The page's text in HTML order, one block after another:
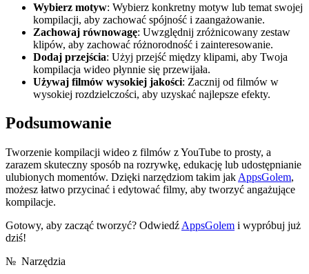
Wybierz motyw: Wybierz konkretny motyw lub temat swojej
kompilacji, aby zachować spójność i zaangażowanie.
Zachowaj równowagę: Uwzględnij zróżnicowany zestaw
klipów, aby zachować różnorodność i zainteresowanie.
Dodaj przejścia: Użyj przejść między klipami, aby Twoja
kompilacja wideo płynnie się przewijała.
Używaj filmów wysokiej jakości: Zacznij od filmów w
wysokiej rozdzielczości, aby uzyskać najlepsze efekty.
Podsumowanie
Tworzenie kompilacji wideo z filmów z YouTube to prosty, a
zarazem skuteczny sposób na rozrywkę, edukację lub udostępnianie
ulubionych momentów. Dzięki narzędziom takim jak AppsGolem,
możesz łatwo przycinać i edytować filmy, aby tworzyć angażujące
kompilacje.
Gotowy, aby zacząć tworzyć? Odwiedź AppsGolem i wypróbuj już
dziś!
№ Narzędzia